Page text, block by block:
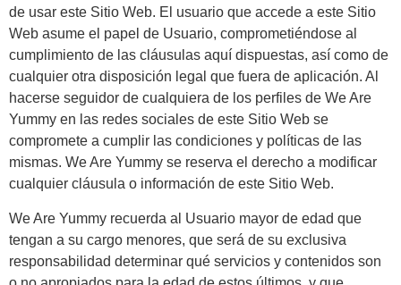
de usar este Sitio Web. El usuario que accede a este Sitio
Web asume el papel de Usuario, comprometiéndose al
cumplimiento de las cláusulas aquí dispuestas, así como de
cualquier otra disposición legal que fuera de aplicación. Al
hacerse seguidor de cualquiera de los perfiles de We Are
Yummy en las redes sociales de este Sitio Web se
compromete a cumplir las condiciones y políticas de las
mismas. We Are Yummy se reserva el derecho a modificar
cualquier cláusula o información de este Sitio Web.
We Are Yummy recuerda al Usuario mayor de edad que
tengan a su cargo menores, que será de su exclusiva
responsabilidad determinar qué servicios y contenidos son